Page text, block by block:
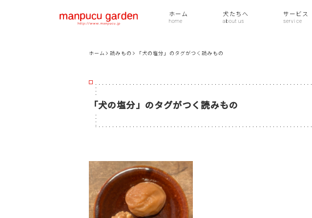
ホーム 犬たちへ サービス
ホーム 読みもの 「犬の塩分」のタグがつく読みもの
「犬の塩分」のタグがつく読みもの